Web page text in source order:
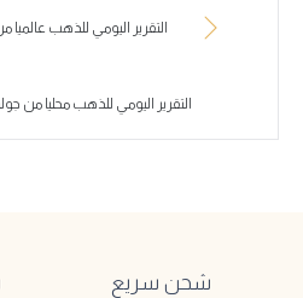
التقرير اليومي للذهب عالميا من
التقرير اليومي للذهب محليا من جولد
شحن سريع